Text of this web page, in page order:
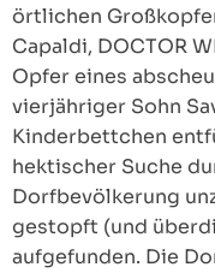
örtlichen
Capaldi, DOCTOR
Opfer eines
vierjähriger Sohn
Kinderbettchen
hektischer Suche
Dorfbevölkerung
gestopft (und
aufgefunden. Die